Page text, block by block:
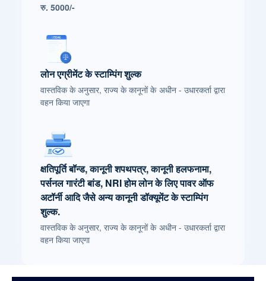
रु. 5000/-
लोन एग्रीमेंट के स्टाम्पिंग शुल्क
वास्तविक के अनुसार, राज्य के कानूनों के अधीन - उधारकर्ता द्वारा
वहन किया जाएगा
क्षतिपूर्ति बॉन्ड, कानूनी शपथपत्र, कानूनी हलफनामा,
पर्सनल गारंटी बांड, NRI होम लोन के लिए पावर ऑफ
अटॉर्नी आदि जैसे अन्य कानूनी डॉक्यूमेंट के स्टाम्पिंग
शुल्क.
वास्तविक के अनुसार, राज्य के कानूनों के अधीन - उधारकर्ता द्वारा
वहन किया जाएगा